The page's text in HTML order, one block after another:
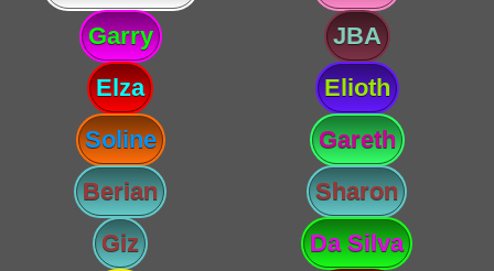
Garry
JBA
Elza
Elioth
Soline
Gareth
Berian
Sharon
Giz
Da Silva